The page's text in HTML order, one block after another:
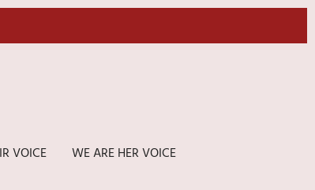
VOICE
WE ARE HER VOICE